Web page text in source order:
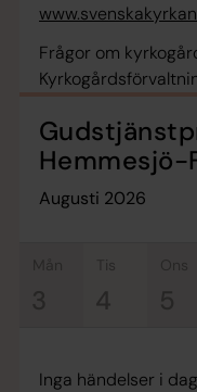
Frågor om
Hemmesjö-
augusti 2026
tis
4
Inga händelser i